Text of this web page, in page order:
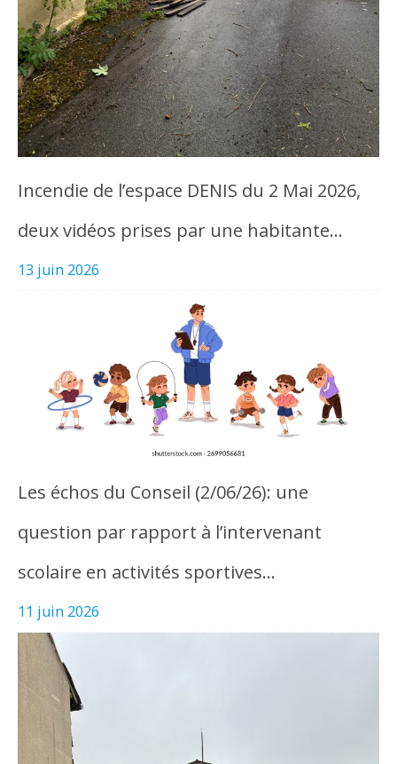
Incendie de l’espace DENIS du 2 Mai 2026,
deux vidéos prises par une habitante…
13 juin 2026
Les échos du Conseil (2/06/26): une
question par rapport à l’intervenant
scolaire en activités sportives…
11 juin 2026